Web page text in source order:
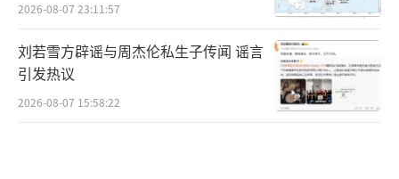
2026-08-07 23:11:57
刘若雪方辟谣与周杰伦私生子传闻 谣言
引发热议
2026-08-07 15:58:22